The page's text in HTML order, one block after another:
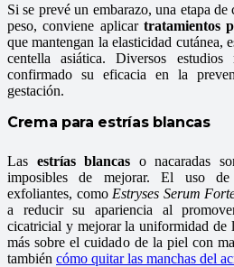
Si se prevé un embarazo, una etapa
peso, conviene aplicar tratamientos
que mantengan la elasticidad cutánea,
centella asiática. Diversos estudios
confirmado su eficacia en la
gestación.
Crema para estrías blancas
Las estrías blancas o nacaradas
imposibles de mejorar. El uso de
exfoliantes, como Estryses Serum
a reducir su apariencia al
cicatricial y mejorar la uniformidad de
más sobre el cuidado de la piel con
también cómo quitar las manchas del